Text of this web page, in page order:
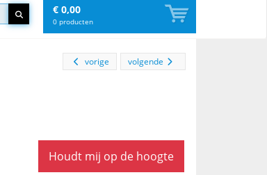
€ 0,00
0 producten
volgende
vorige
Houdt mij op de hoogte